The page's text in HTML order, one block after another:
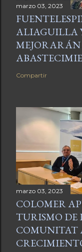
marzo 03, 2023
ALIAGUILLA
MEJORARÁN
Compartir
marzo 03, 2023
COLOMER
TURISMO DE
COMUNITAT